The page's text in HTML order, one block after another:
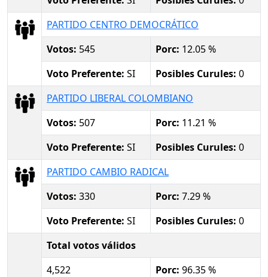
PARTIDO CENTRO DEMOCRÁTICO
Votos: 545 Porc: 12.05 %
Voto Preferente: SI Posibles Curules: 0
PARTIDO LIBERAL COLOMBIANO
Votos: 507 Porc: 11.21 %
Voto Preferente: SI Posibles Curules: 0
PARTIDO CAMBIO RADICAL
Votos: 330 Porc: 7.29 %
Voto Preferente: SI Posibles Curules: 0
Total votos válidos
4,522
Porc: 96.35 %